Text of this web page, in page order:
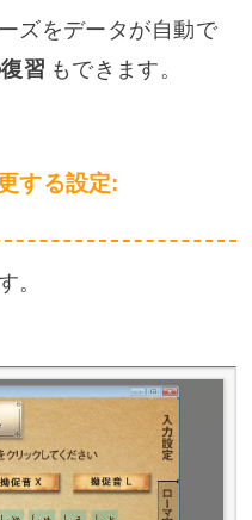
ズをデータが自動で
習 もできます。
する設定:
。